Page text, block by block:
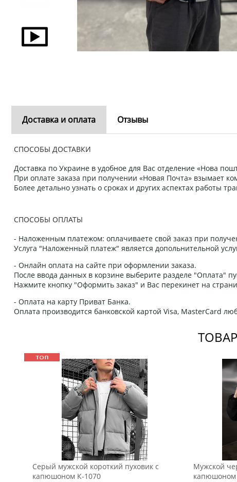
Доставка и оплата Отзывы
СПОСОБЫ ДОСТАВКИ
Доставка по Украине в удобное для Вас отделение «Нова
При оплате заказа при получении «Новая Почта» взымает
Более детально узнать о сроках и других аспектах работы
СПОСОБЫ ОПЛАТЫ
- Наложенным платежом: оплачиваете свой заказ при
Услуга "Наложенный платеж" является допольнительной
- Онлайн оплата на сайте при оформлении заказа.
После ввода данных в корзине выберите разделе "Оплата"
Нажмите кнопку "Оформить заказ" и Вас перекинет на
- Оплата на карту Приват Банка.
Оплата производится банковской картой Visa, MasterCard
Серый мужской короткий пуховик с
капюшоном К-1070
Мужской
капюшоном